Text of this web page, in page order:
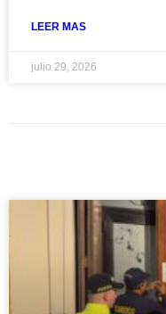
LEER MAS
julio 29, 2026